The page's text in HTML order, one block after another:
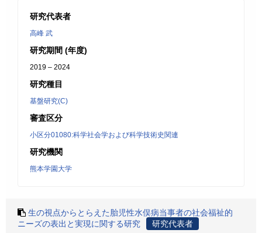
研究代表者
高峰 武
研究期間 (年度)
2019 – 2024
研究種目
基盤研究(C)
審査区分
小区分01080:科学社会学および科学技術史関連
研究機関
熊本学園大学
生の視点からとらえた胎児性水俣病当事者の社会福祉的
ニーズの表出と実現に関する研究
研究代表者